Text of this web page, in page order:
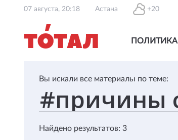
07 августа, 20:18 Астана +20
ПОЛИТИКА
Вы искали все материалы по теме:
Найдено результатов: 3